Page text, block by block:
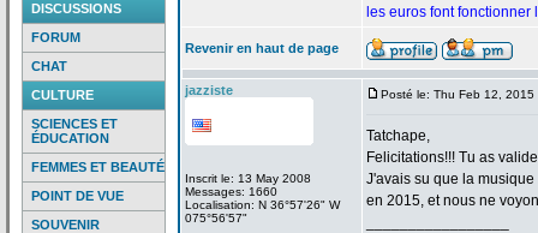
DISCUSSIONS
FORUM
CHAT
CULTURE
SCIENCES ET
ÉDUCATION
FEMMES ET BEAUTÉ
POINT DE VUE
SOUVENIR
les euros font fonctionner
Revenir en haut de page
jazziste
Inscrit le: 13 May 2008
Messages: 1660
Localisation: N 36°57'26" W
075°56'57"
Posté le: Thu Feb 12, 2015
Tatchape,
Felicitations!!! Tu as
J'avais su que la musique
en 2015, et nous ne